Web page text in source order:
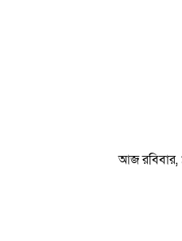
আজ রবিবার,